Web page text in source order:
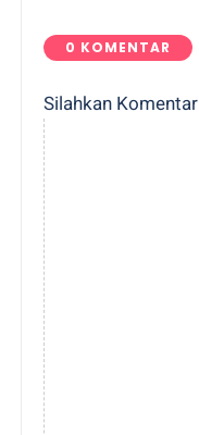
0 KOMENTAR
Silahkan Komentar